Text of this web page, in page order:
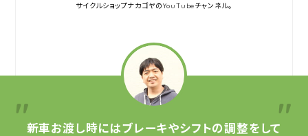
サイクルショップナカゴヤのYouTubeチャンネル。
新車お渡し時にはブレーキやシフトの調整をして